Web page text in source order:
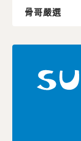
骨哥嚴選